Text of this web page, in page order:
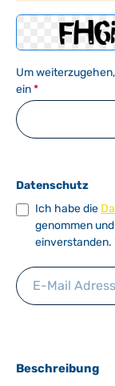
Um
ein*
Datenschutz
Ich habe die
genommen
einverstanden.
Beschreibung